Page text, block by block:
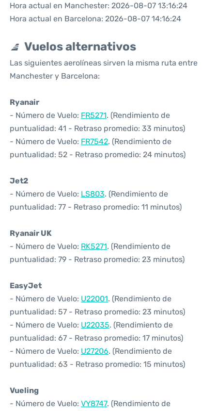
Hora actual en Manchester: 2026-08-07 13:16:24
Hora actual en Barcelona: 2026-08-07 14:16:24
Vuelos alternativos
Las siguientes aerolíneas sirven la misma ruta entre
Manchester y Barcelona:
Ryanair
- Número de Vuelo: FR5271. (Rendimiento de
puntualidad: 41 - Retraso promedio: 33 minutos)
- Número de Vuelo: FR7542. (Rendimiento de
puntualidad: 52 - Retraso promedio: 24 minutos)
Jet2
- Número de Vuelo: LS803. (Rendimiento de
puntualidad: 77 - Retraso promedio: 11 minutos)
Ryanair UK
- Número de Vuelo: RK5271. (Rendimiento de
puntualidad: 79 - Retraso promedio: 23 minutos)
EasyJet
- Número de Vuelo: U22001. (Rendimiento de
puntualidad: 57 - Retraso promedio: 23 minutos)
- Número de Vuelo: U22035. (Rendimiento de
puntualidad: 67 - Retraso promedio: 17 minutos)
- Número de Vuelo: U27206. (Rendimiento de
puntualidad: 63 - Retraso promedio: 15 minutos)
Vueling
- Número de Vuelo: VY8747. (Rendimiento de